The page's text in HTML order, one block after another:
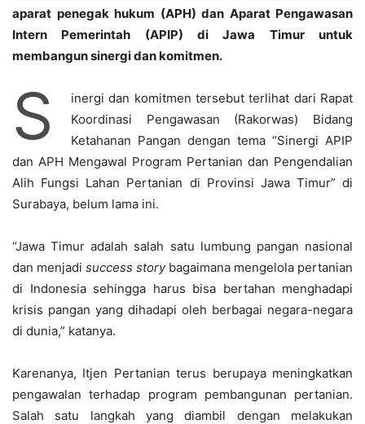
aparat penegak hukum (APH) dan Aparat Pengawasan
Intern Pemerintah (APIP) di Jawa Timur untuk
membangun sinergi dan komitmen.
S
inergi dan komitmen tersebut terlihat dari Rapat
Koordinasi Pengawasan (Rakorwas) Bidang
Ketahanan Pangan dengan tema “Sinergi APIP
dan APH Mengawal Program Pertanian dan Pengendalian
Alih Fungsi Lahan Pertanian di Provinsi Jawa Timur” di
Surabaya, belum lama ini.
“Jawa Timur adalah salah satu lumbung pangan nasional
dan menjadi success storybagaimana mengelola pertanian
di Indonesia sehingga harus bisa bertahan menghadapi
krisis pangan yang dihadapi oleh berbagai negara-negara
di dunia,” katanya.
Karenanya, Itjen Pertanian terus berupaya meningkatkan
pengawalan terhadap program pembangunan pertanian.
Salah satu langkah yang diambil dengan melakukan